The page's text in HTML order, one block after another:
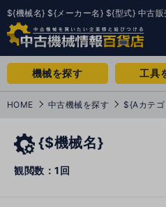
${機械名} ${メーカー名} ${型式} 中古
機械を探す 工具
HOME 中古機械を探す ${Aカテ
{$機械名}
観閲数：1回